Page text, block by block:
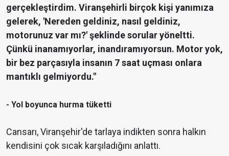
gerçekleştirdim. Viranşehirli birçok kişi yanımıza
gelerek, 'Nereden geldiniz, nasıl geldiniz,
motorunuz var mı?' şeklinde sorular yöneltti.
Çünkü inanamıyorlar, inandıramıyorsun. Motor yok,
bir bez parçasıyla insanın 7 saat uçması onlara
mantıklı gelmiyordu."
- Yol boyunca hurma tüketti
Cansarı, Viranşehir'de tarlaya indikten sonra halkın
kendisini çok sıcak karşıladığını anlattı.